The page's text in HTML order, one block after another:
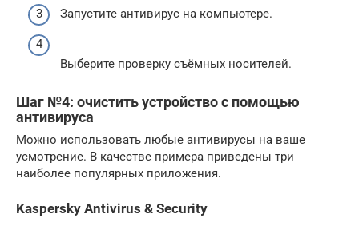
Запустите антивирус на компьютере.
Выберите проверку съёмных носителей.
Шаг №4: очистить устройство с помощью
антивируса
Можно использовать любые антивирусы на ваше
усмотрение. В качестве примера приведены три
наиболее популярных приложения.
Kaspersky Antivirus & Security